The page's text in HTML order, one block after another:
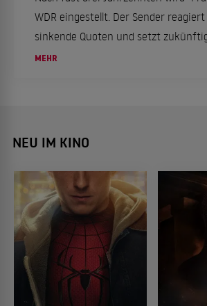
WDR eingestellt. Der Sender
sinkende Quoten und setzt
Formate, um Frauenrechte und
MEHR
NEU IM KINO